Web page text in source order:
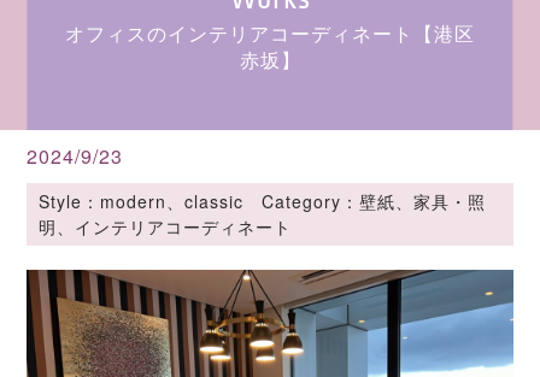
オフィスのインテリアコーディネート【港区
赤坂】
2024/9/23
Style：modern、classic Category：壁紙、家具・照
明、インテリアコーディネート